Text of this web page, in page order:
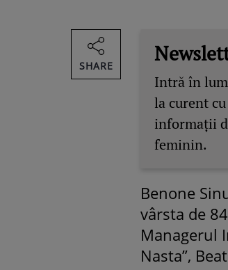
Intră în
la curent
informații
feminin.
Benone
vârsta de
Managerul
Nasta”,
SHARE